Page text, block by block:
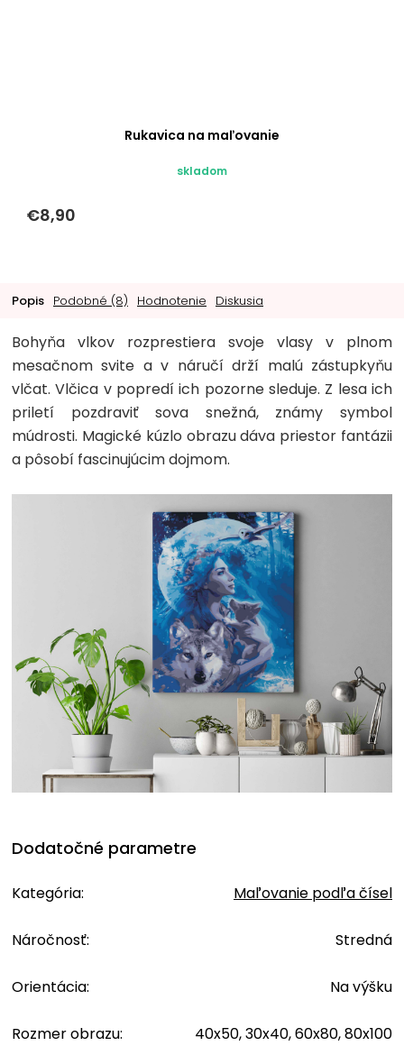
Rukavica na maľovanie
skladom
€8,90
Popis Podobné (8) Hodnotenie Diskusia
Bohyňa vlkov rozprestiera svoje vlasy v plnom
mesačnom svite a v náručí drží malú zástupkyňu
vlčat. Vlčica v popredí ich pozorne sleduje. Z lesa ich
priletí pozdraviť sova snežná, známy symbol
múdrosti. Magické kúzlo obrazu dáva priestor fantázii
a pôsobí fascinujúcim dojmom.
Dodatočné parametre
Kategória: Maľovanie podľa čísel
Náročnosť: Stredná
Orientácia: Na výšku
Rozmer obrazu: 40x50, 30x40, 60x80, 80x100